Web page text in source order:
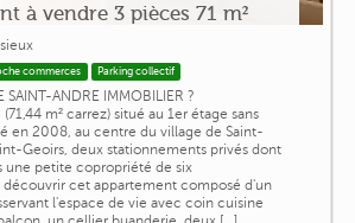
à vendre 3 pièces 71 m²
commerces Parking collectif
SAINT-ANDRE IMMOBILIER ?
m² carrez) situé au 1er étage sans
en 2008, au centre du village de Saint-
Geoirs, deux stationnements privés dont
une petite copropriété de six
découvrir cet appartement composé d'un
l'espace de vie avec coin cuisine